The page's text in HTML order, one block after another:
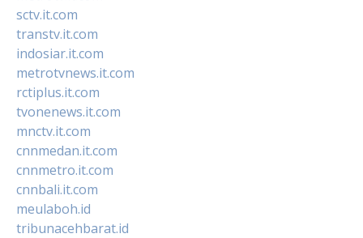
sctv.it.com
transtv.it.com
indosiar.it.com
metrotvnews.it.com
rctiplus.it.com
tvonenews.it.com
mnctv.it.com
cnnmedan.it.com
cnnmetro.it.com
cnnbali.it.com
meulaboh.id
tribunacehbarat.id